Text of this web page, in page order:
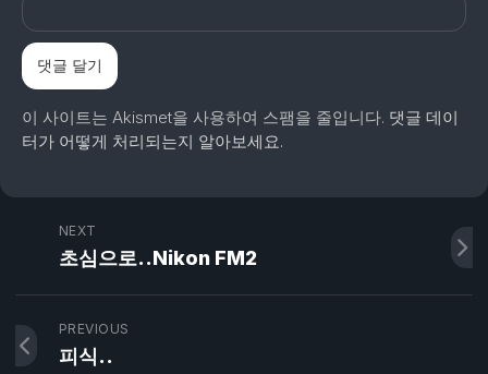
이 사이트는 Akismet을 사용하여 스팸을 줄입니다. 댓글 데이
터가 어떻게 처리되는지 알아보세요.
NEXT
초심으로..Nikon FM2
PREVIOUS
피식..